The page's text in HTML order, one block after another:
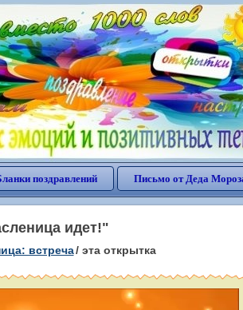
поздравлений Письмо от Деда
идет!"
встреча/ эта открытка